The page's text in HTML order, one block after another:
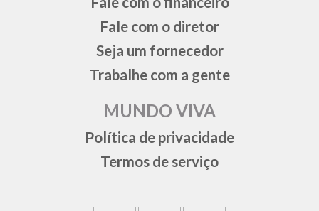
Fale com o diretor
Seja um fornecedor
Trabalhe com a gente
MUNDO VIVA
Política de privacidade
Termos de serviço